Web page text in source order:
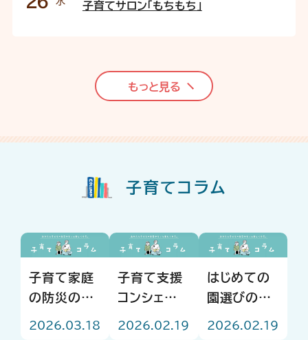
子育てサロン「もちもち」
もっと見る
子育てコラム
子育て家庭
の防災のヒ
2026.03.18
子育て支援
コンシェルジ
2026.02.19
はじめての
園選びの心
2026.02.19